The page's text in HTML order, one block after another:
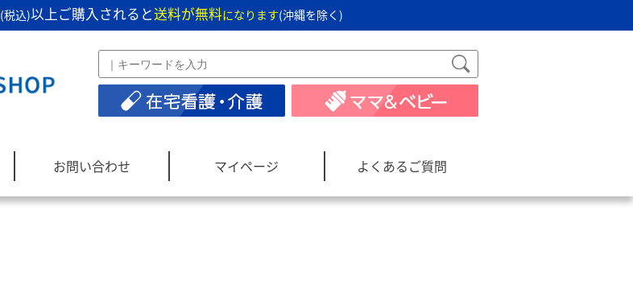
(税込)以上ご購入されると送料が無料になります(沖縄を除く)
お問い合わせ マイページ よくあるご質問